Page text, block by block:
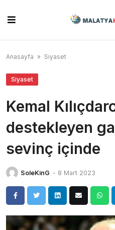
content
Anasayfa » Siyaset
Siyaset
Kemal
destekleyen
sevinç içinde
SoleKinG - 8 Mart 2023